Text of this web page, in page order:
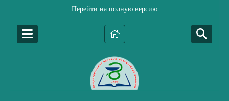
Перейти на полную версию